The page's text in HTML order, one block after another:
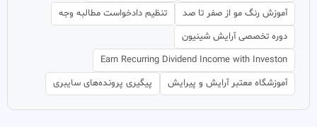
آموزش رنگ مو از صفر تا صد
تنظیم دادخواست مطالبه وجه
دوره تخصصی آرایش شینیون
Earn Recurring Dividend Income with Investon
آموزشگاه معتبر آرایش و پیرایش
پیگیری پرونده‌های سایبری